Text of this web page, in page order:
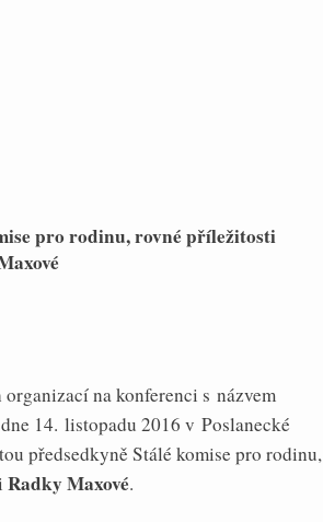
pro rodinu, rovné příležitosti
na konferenci s názvem
14. listopadu 2016 v Poslanecké
předsedkyně Stálé komise pro rodinu,
Radky Maxové.